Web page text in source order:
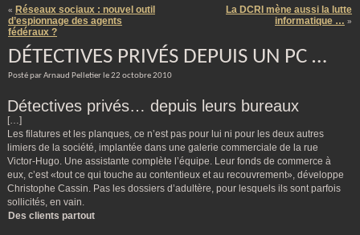
« Réseaux sociaux : nouvel outil
d’espionnage des agents
fédéraux ?
La DCRI mène aussi la lutte
informatique … »
DÉTECTIVES PRIVÉS DEPUIS UN PC …
Posté par Arnaud Pelletier le 22 octobre 2010
Détectives privés… depuis leurs bureaux
[…]
Les filatures et les planques, ce n’est pas pour lui ni pour les deux autres
limiers de la société, implantée dans une galerie commerciale de la rue
Victor-Hugo. Une assistante complète l’équipe. Leur fonds de commerce à
eux, c’est «tout ce qui touche au contentieux et au recouvrement», développe
Christophe Cassin. Pas les dossiers d’adultère, pour lesquels ils sont parfois
sollicités, en vain.
Des clients partout